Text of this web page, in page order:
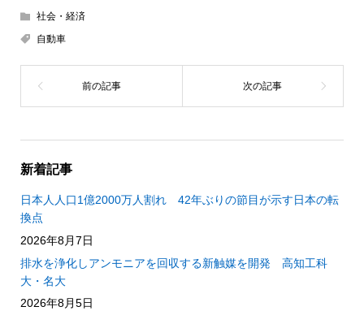
社会・経済
自動車
新着記事
日本人人口1億2000万人割れ 42年ぶりの節目が示す日本の転
換点
2026年8月7日
排水を浄化しアンモニアを回収する新触媒を開発 高知工科
大・名大
2026年8月5日